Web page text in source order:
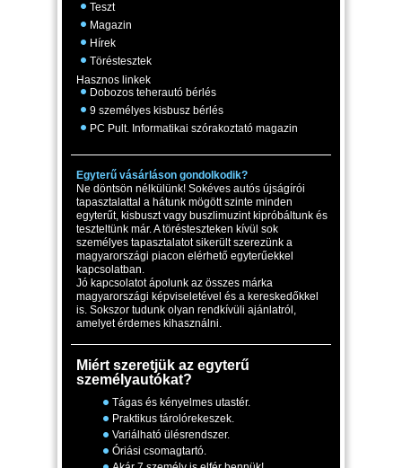
Teszt
Magazin
Hírek
Töréstesztek
Hasznos linkek
Dobozos teherautó bérlés
9 személyes kisbusz bérlés
PC Pult. Informatikai szórakoztató magazin
Egyterű vásárláson gondolkodik?
Ne döntsön nélkülünk! Sokéves autós újságírói
tapasztalattal a hátunk mögött szinte minden
egyterűt, kisbuszt vagy buszlimuzint kipróbáltunk és
teszteltünk már. A törésteszteken kívül sok
személyes tapasztalatot sikerült szerezünk a
magyarországi piacon elérhető egyterűekkel
kapcsolatban.
Jó kapcsolatot ápolunk az összes márka
magyarországi képviseletével és a kereskedőkkel
is. Sokszor tudunk olyan rendkívüli ajánlatról,
amelyet érdemes kihasználni.
Miért szeretjük az egyterű
személyautókat?
Tágas és kényelmes utastér.
Praktikus tárolórekeszek.
Variálható ülésrendszer.
Óriási csomagtartó.